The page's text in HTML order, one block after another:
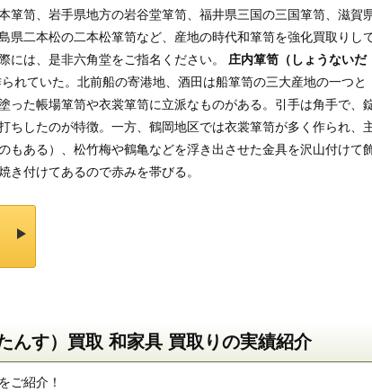
箪笥、岩手県地方の岩谷堂箪笥、福井県三国の三国箪笥、滋賀
県二本松の二本松箪笥など、産地の時代和箪笥を強化買取りし
には、是非六角堂をご指名ください。 庄内箪笥（しょうないだ
れていた。北前船の寄港地、酒田は船箪笥の三大産地の一つと
った帳場箪笥や衣裳箪笥に立派なものがある。引手は角手で、
ちしたのが特徴。一方、鶴岡地区では衣裳箪笥が多く作られ、
もある）、松竹梅や鶴亀などを浮き出させた金具を沢山付けて
き付けてあるので赤みを帯びる。
んす）買取 和家具 買取りの実績紹介
ご紹介！